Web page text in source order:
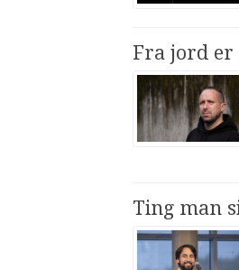
Fra jord er
Ting man